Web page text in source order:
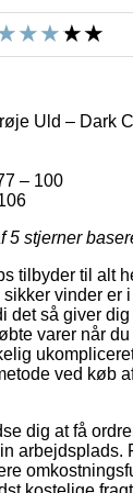
Uld – Dark
– 100
5 stjerner
tilbyder til alt
sikker vinder er
det så giver
varer når
ved køb
dig at få
arbejdsplads.